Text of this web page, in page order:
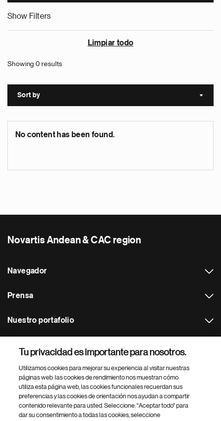
Show Filters
Limpiar todo
Showing 0 results
Sort by Sort
No content has been found.
Novartis Andean & CAC region
Navegador
Prensa
Nuestro portafolio
Footer Site Search
Tu privacidad es importante para nosotros.
Utilizamos cookies para mejorar su experiencia al visitar nuestras
páginas web: las cookies de rendimiento nos muestran cómo
utiliza esta página web, las cookies funcionales recuerdan sus
preferencias y las cookies de orientación nos ayudan a compartir
contenido relevante para usted. Seleccione: "Aceptar todo" para
dar su consentimiento a todas las cookies, seleccione